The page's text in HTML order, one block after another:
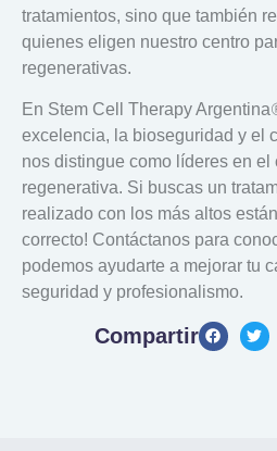
tratamientos, sino que también
quienes eligen nuestro centro
regenerativas.
En Stem Cell Therapy Argentina
excelencia, la bioseguridad y el
nos distingue como líderes en el
regenerativa. Si buscas un
realizado con los más altos
correcto! Contáctanos para
podemos ayudarte a mejorar tu
seguridad y profesionalismo.
Compartir